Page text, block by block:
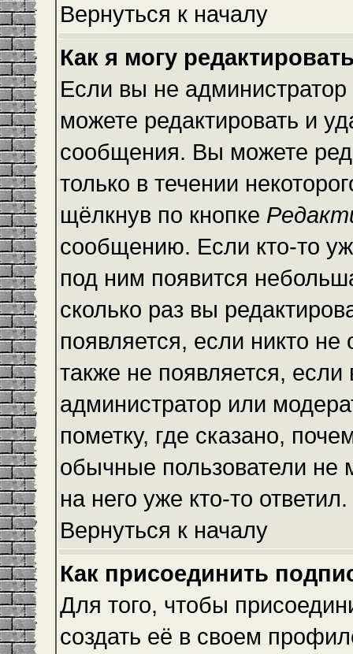
Вернуться к началу
Как я могу
Если вы не
можете редактировать и
сообщения. Вы можете
только в течении
щёлкнув по кнопке
сообщению. Если кто-то
под ним появится
сколько раз вы
появляется, если никто
также не появляется,
администратор или
пометку, где сказано,
обычные пользователи не
на него уже кто-то ответил.
Вернуться к началу
Как присоединить
Для того, чтобы
создать её в своем